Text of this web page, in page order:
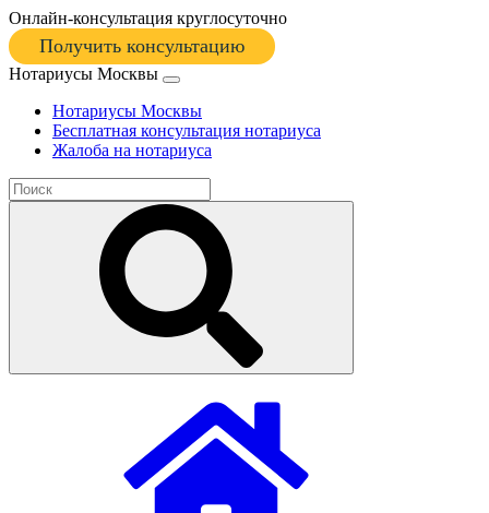
Онлайн-консультация круглосуточно
Получить консультацию
Нотариусы Москвы
Нотариусы Москвы
Бесплатная консультация нотариуса
Жалоба на нотариуса